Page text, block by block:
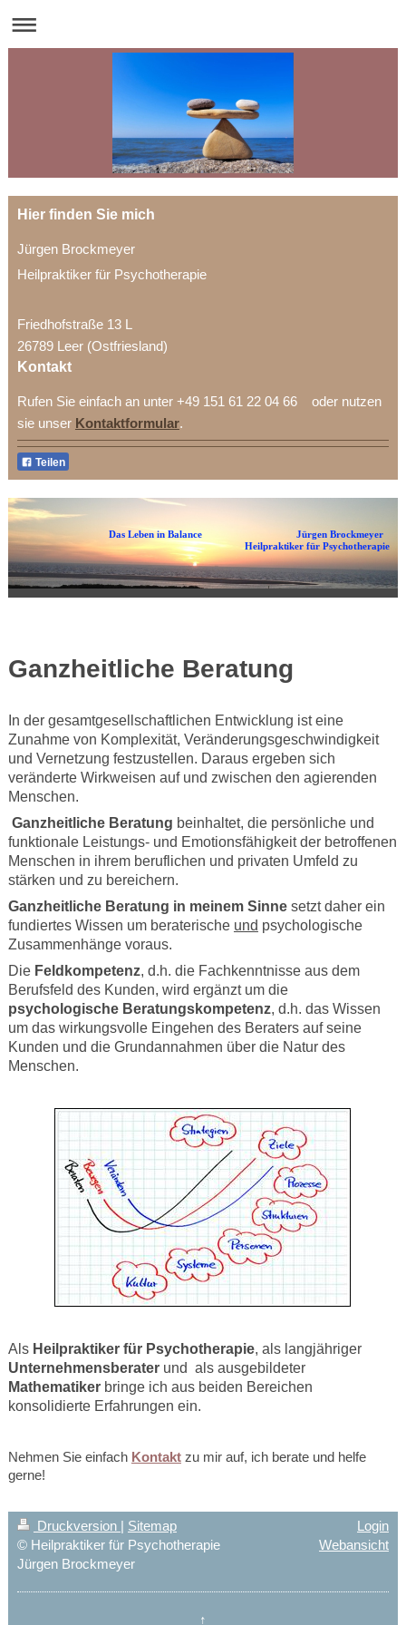
Hier finden Sie mich
Jürgen Brockmeyer
Heilpraktiker für Psychotherapie
Friedhofstraße 13 L
26789 Leer (Ostfriesland)
Kontakt
Rufen Sie einfach an unter +49 151 61 22 04 66 oder nutzen
sie unser Kontaktformular.
Teilen
Das Leben in Balance Jürgen Brockmeyer
Heilpraktiker für Psychotherapie
Ganzheitliche Beratung
In der gesamtgesellschaftlichen Entwicklung ist eine
Zunahme von Komplexität, Veränderungsgeschwindigkeit
und Vernetzung festzustellen. Daraus ergeben sich
veränderte Wirkweisen auf und zwischen den agierenden
Menschen.
Ganzheitliche Beratung beinhaltet, die persönliche und
funktionale Leistungs- und Emotionsfähigkeit der betroffenen
Menschen in ihrem beruflichen und privaten Umfeld zu
stärken und zu bereichern.
Ganzheitliche Beratung in meinem Sinne setzt daher ein
fundiertes Wissen um beraterische und psychologische
Zusammenhänge voraus.
Die Feldkompetenz, d.h. die Fachkenntnisse aus dem
Berufsfeld des Kunden, wird ergänzt um die
psychologische Beratungskompetenz, d.h. das Wissen
um das wirkungsvolle Eingehen des Beraters auf seine
Kunden und die Grundannahmen über die Natur des
Menschen.
Als Heilpraktiker für Psychotherapie, als langjähriger
Unternehmensberaterund als ausgebildeter
Mathematikerbringe ich aus beiden Bereichen
konsolidierte Erfahrungen ein.
Nehmen Sie einfach Kontaktzu mir auf, ich berate und helfe
gerne!
Druckversion | Sitemap
© Heilpraktiker für Psychotherapie
Jürgen Brockmeyer
Login
Webansicht
↑